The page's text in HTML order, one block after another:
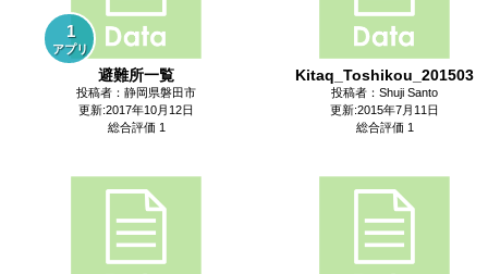
1
アプリ
避難所一覧
投稿者：静岡県磐田市
更新:2017年10月12日
総合評価 1
Kitaq_Toshikou_201503
投稿者：Shuji Santo
更新:2015年7月11日
総合評価 1